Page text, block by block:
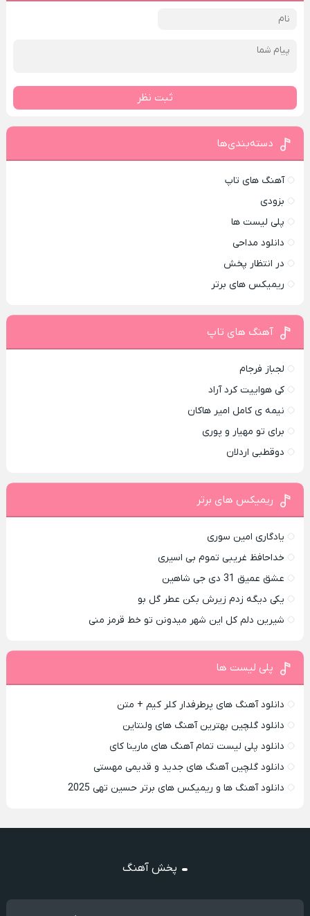
ثبت نظر
دسته‌بندی‌ها
آهنگ های تاپ
بزودی
پلی لیست ها
دانلود مداحی
در انتظار پخش
ریمیکس های برتر
آهنگ های تاپ
لجباز فرجام
کی هواییت کرد آراد
نیمه ی کامل امیر هاکان
برای تو مهیار و پوری
دوقطبی اردلان
ریمیکس های برتر
یادگاری امین سوری
خداحافظ غریبی تموم بی اسیری
عشق عمیق 31 دی جی شاهین
یکی دیگه زدم زیرش بکن عطر گل بو
شیرین دلم کل این شهر میدونن تو خط قرمز منی
پلی لیست ها
دانلود آهنگ های پرطرفدار کلر کیم + متن
دانلود گلچین بهترین آهنگ های ولنتاین
دانلود پلی لیست تمام آهنگ های مارینا کای
دانلود گلچین آهنگ های جدید و قدیمی مهستی
دانلود آهنگ ها و ریمیکس های برتر حسین تهی 2025
پخش آهنگ